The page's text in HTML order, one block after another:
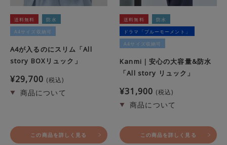
送料無料
防水
A4サイズ収納可
A4が入るのにスリム「All
story BOXリュック」
¥29,700 税込
この商品を詳しく見る
送料無料
防水
ドラマ「ブルーモーメント」
A4サイズ収納可
Kanmi｜安心の大容量&防水
「All story リュック」
¥31,900 税込
この商品を詳しく見る